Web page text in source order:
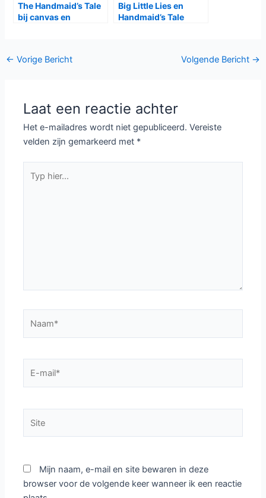
The Handmaid’s Tale
bij canvas en
Big Little Lies en
Handmaid’s Tale
Bericht
← Vorige Bericht Volgende Bericht →
Laat een reactie achter
Het e-mailadres wordt niet gepubliceerd. Vereiste
velden zijn gemarkeerd met *
hier...
mail*
Mijn naam, e-mail en site bewaren in deze
browser voor de volgende keer wanneer ik een reactie